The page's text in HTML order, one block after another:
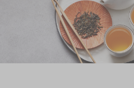
奇华网志
嫁喜礼饼
手信礼品
家乡饼食
时令食品